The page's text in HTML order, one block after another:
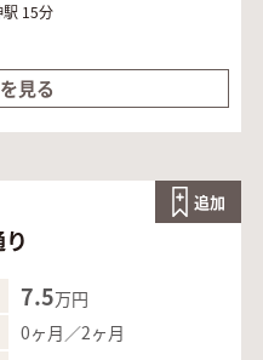
15分
見る
追加
7.5万円
0ヶ月／2ヶ月